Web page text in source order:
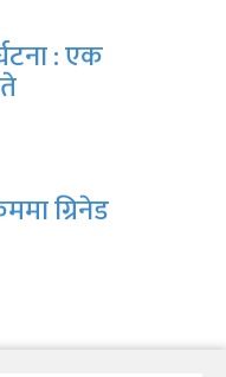
: एक
ग्रिनेड